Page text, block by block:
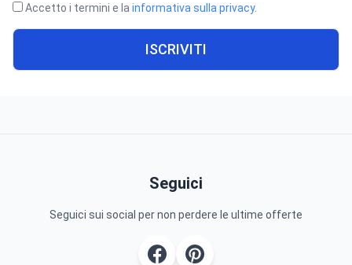
Accetto i termini e la informativa sulla privacy.
ISCRIVITI
Seguici
Seguici sui social per non perdere le ultime offerte